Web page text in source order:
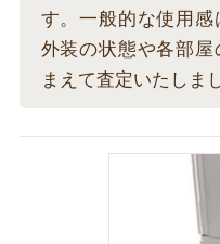
す。一般的な使用感
外装の状態や各部
まえて査定いたしま